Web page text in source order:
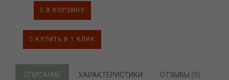
В КОРЗИНУ
КУПИТЬ В 1 КЛИК
ОПИСАНИЕ ХАРАКТЕРИСТИКИ ОТЗЫВЫ (0)